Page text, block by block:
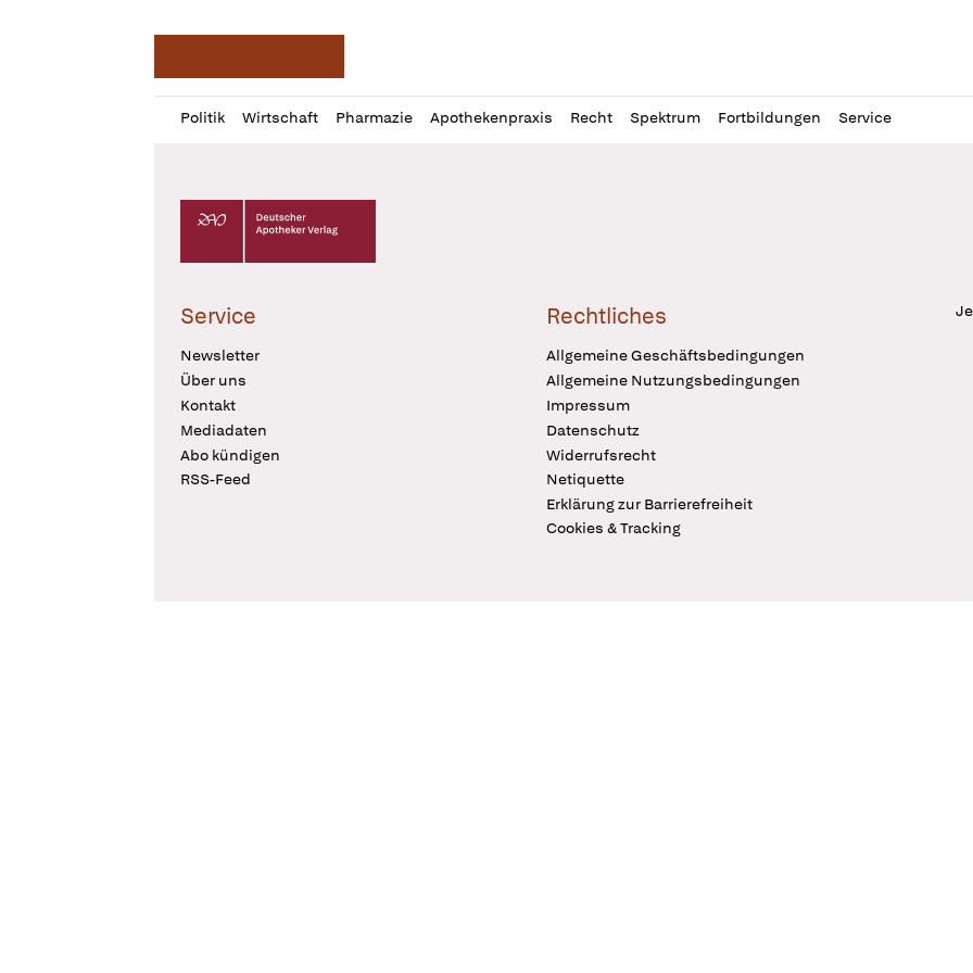
Politik Wirtschaft Pharmazie Apothekenpraxis Recht Spektrum Fortbildungen Service
Profil
öffnen
Daz
Pur
Deutscher Apotheker Verlag Logo
Service
Newsletter
Über uns
Kontakt
Mediadaten
Abo kündigen
RSS-Feed
Rechtliches
Allgemeine Geschäftsbedingungen
Allgemeine Nutzungsbedingungen
Impressum
Datenschutz
Widerrufsrecht
Netiquette
Erklärung zur Barrierefreiheit
Cookies & Tracking